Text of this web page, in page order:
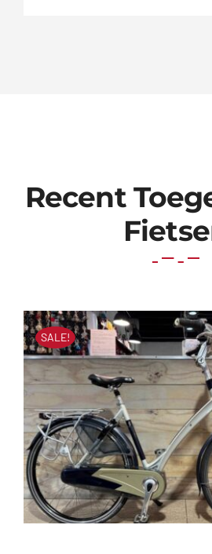
Recent
SALE!